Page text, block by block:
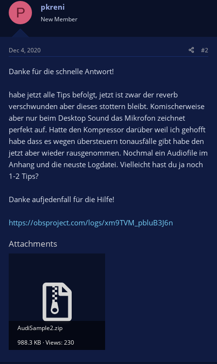
P pkreni
New Member
Dec 4, 2020 #2
Danke für die schnelle Antwort!
habe jetzt alle Tips befolgt, jetzt ist zwar der reverb
verschwunden aber dieses stottern bleibt. Komischerweise
aber nur beim Desktop Sound das Mikrofon zeichnet
perfekt auf. Hatte den Kompressor darüber weil ich gehofft
habe dass es wegen übersteuern tonausfälle gibt habe den
jetzt aber wieder rausgenommen. Nochmal ein Audiofile im
Anhang und die neuste Logdatei. Vielleicht hast du ja noch
1-2 Tips?
Danke aufjedenfall für die Hilfe!
https://obsproject.com/logs/xm9TVM_pbluB3J6n
Attachments
AudiSample2.zip
988.3 KB · Views: 230